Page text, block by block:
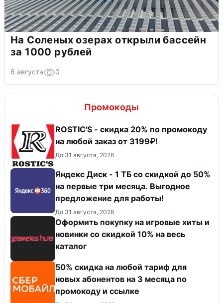
На Соленых озерах открыли бассейн
за 1000 рублей
6 августа 0
Промокоды
ROSTIC'S - скидка 20% по промокоду
на любой заказ от 3199₽!
До 31 августа, 2026
Яндекс Диск - 1 ТБ со скидкой до 50%
на первые три месяца. Выгодное
предложение для работы!
До 31 августа, 2026
Оформить покупку на игровые хиты и
новинки со скидкой 10% на весь
каталог
50% скидка на любой тариф для
новых абонентов на 3 месяца по
промокоду и ссылке